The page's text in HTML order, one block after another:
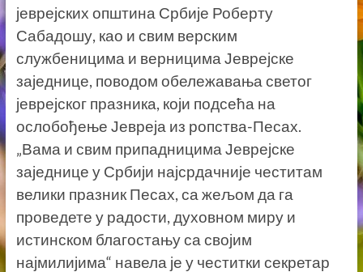
јеврејских општина Србије Роберту
Сабадошу, као и свим верским
службеницима и верницима Јеврејске
заједнице, поводом обележавања светог
јеврејског празника, који подсећа на
ослобођење Јевреја из ропства-Песах.
„Вама и свим припадницима Јеврејске
заједнице у Србији најсрдачније честитам
велики празник Песах, са жељом да га
проведете у радости, духовном миру и
истинском благостању са својим
најмилијима“ навела је у честитки секретар